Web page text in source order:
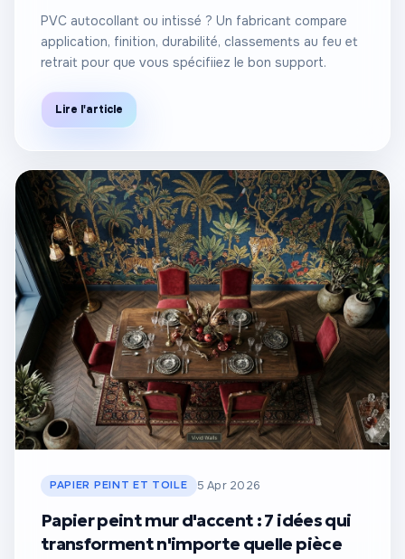
PVC autocollant ou intissé ? Un fabricant compare
application, finition, durabilité, classements au feu et
retrait pour que vous spécifiiez le bon support.
Lire l'article
PAPIER PEINT ET TOILE 5 Apr 2026
Papier peint mur d'accent : 7 idées qui
transforment n'importe quelle pièce